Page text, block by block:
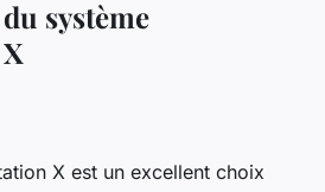
système
X est un excellent choix